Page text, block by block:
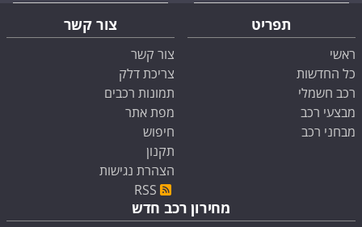
תפריט
ראשי
כל החדשות
רכב חשמלי
מבצעי רכב
מבחני רכב
צור קשר
צור קשר
צריכת דלק
תמונות רכבים
מפת אתר
חיפוש
תקנון
הצהרת נגישות
RSS
מחירון רכב חדש